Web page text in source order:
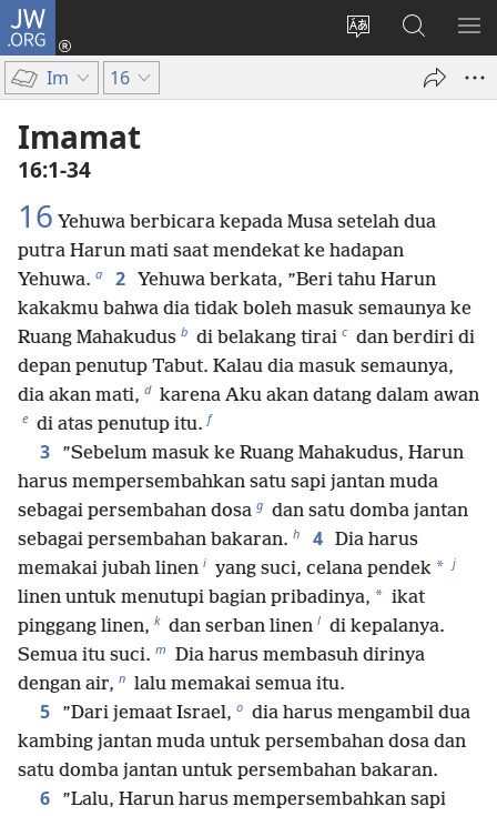
JW.ORG
Ganti
situs
Log
Cari
JW.ORG
Im 16
Imamat
16:1-34
16 Yehuwa berbicara kepada Musa setelah dua
putra Harun mati saat mendekat ke hadapan
Yehuwa. a 2 Yehuwa berkata, ”Beri tahu Harun
kakakmu bahwa dia tidak boleh masuk semaunya ke
Ruang Mahakudus b di belakang tirai c dan berdiri di
depan penutup Tabut. Kalau dia masuk semaunya,
dia akan mati, d karena Aku akan datang dalam awan
e di atas penutup itu. f
3
”Sebelum masuk ke Ruang Mahakudus, Harun
harus mempersembahkan satu sapi jantan muda
sebagai persembahan dosa g dan satu domba jantan
sebagai persembahan bakaran. h 4 Dia harus
memakai jubah linen i yang suci, celana pendek * j
linen untuk menutupi bagian pribadinya, * ikat
pinggang linen, k dan serban linen l di kepalanya.
Semua itu suci. m Dia harus membasuh dirinya
dengan air, n lalu memakai semua itu.
5 ”Dari jemaat Israel, o dia harus mengambil dua
kambing jantan muda untuk persembahan dosa dan
satu domba jantan untuk persembahan bakaran.
6
”Lalu, Harun harus mempersembahkan sapi